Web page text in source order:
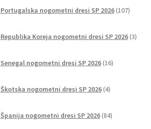
Portugalska nogometni dresi SP 2026 107
Republika Koreja nogometni dresi SP 2026 3
Senegal nogometni dresi SP 2026 16izdelkov
Škotska nogometni dresi SP 2026 4izdelki
Španija nogometni dresi SP 2026 84izdelkov